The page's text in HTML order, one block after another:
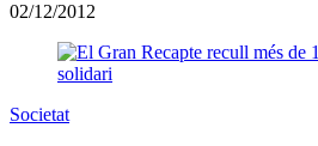
02/12/2012
Societat